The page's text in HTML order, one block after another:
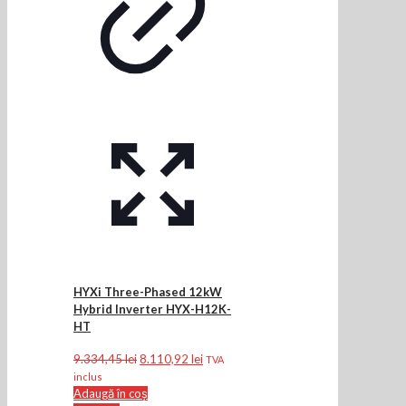
HYXi Three-Phased 12kW
Hybrid Inverter HYX-H12K-
HT
9.334,45leiPrețul
a
8.110,92 leiPrețul
TVA
inclus
Adaugă în coș